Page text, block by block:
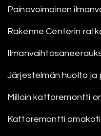
Painovoimainen
Rakenne Centerin
Järjestelmän huolto ja
Milloin kattoremontti
Kattoremontti